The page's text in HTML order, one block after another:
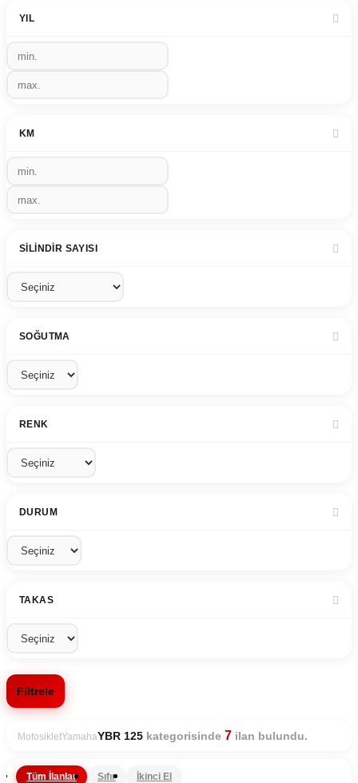
YIL
KM
SILINDIR SAYISI
SOĞUTMA
RENK
DURUM
TAKAS
Filtrele
MotosikletYamahaYBR 125 kategorisinde 7 ilan bulundu.
Tüm İlanlar Sıfır İkinci El